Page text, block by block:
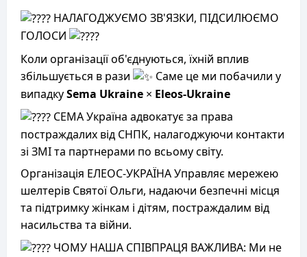
НАЛАГОДЖУЄМО ЗВ'ЯЗКИ, ПІДСИЛЮЄМО
ГОЛОСИ
Коли організації об'єднуються, їхній вплив
збільшується в рази
Саме це ми побачили у
випадкуSema Ukraine × Eleos-Ukraine
СЕМА Україна адвокатує за права
постраждалих від СНПК, налагоджуючи контакти
зі ЗМІ та партнерами по всьому світу.
Організація ЕЛЕОС-УКРАЇНА Управляє мережею
шелтерів Святої Ольги, надаючи безпечні місця
та підтримку жінкам і дітям, постраждалим від
насильства та війни.
ЧОМУ НАША СПІВПРАЦЯ ВАЖЛИВА: Ми не